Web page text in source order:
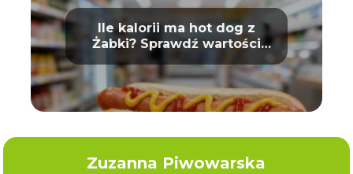
Ile kalorii ma hot dog z
Żabki? Sprawdź wartości
odżywcze
Zuzanna Piwowarska